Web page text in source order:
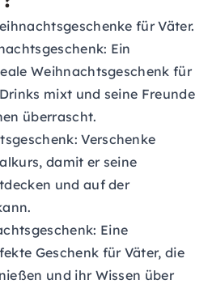
für Väter.
Ein
Weihnachtsgeschenk für
mixt und seine Freunde
überrascht.
Verschenke
damit er seine
und auf der
Eine
Geschenk für Väter, die
und ihr Wissen über